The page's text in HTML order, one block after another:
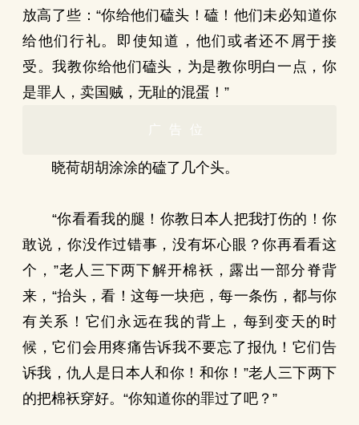
放高了些：“你给他们磕头！磕！他们未必知道你
给他们行礼。即使知道，他们或者还不屑于接
受。我教你给他们磕头，为是教你明白一点，你
是罪人，卖国贼，无耻的混蛋！”
广告位
晓荷胡胡涂涂的磕了几个头。
“你看看我的腿！你教日本人把我打伤的！你
敢说，你没作过错事，没有坏心眼？你再看看这
个，”老人三下两下解开棉袄，露出一部分脊背
来，“抬头，看！这每一块疤，每一条伤，都与你
有关系！它们永远在我的背上，每到变天的时
候，它们会用疼痛告诉我不要忘了报仇！它们告
诉我，仇人是日本人和你！和你！”老人三下两下
的把棉袄穿好。“你知道你的罪过了吧？”